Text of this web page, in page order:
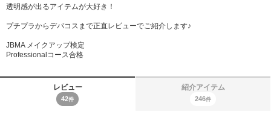
透明感が出るアイテムが大好き！
プチプラからデパコスまで正直レビューでご紹介します♪
JBMA メイクアップ検定
Professionalコース合格
レビュー
42件
紹介アイテム
246件